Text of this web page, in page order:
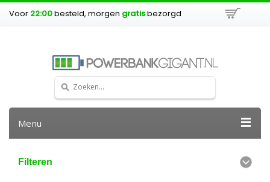
Voor 22:00besteld, morgen gratisbezorgd
Menu
Filteren